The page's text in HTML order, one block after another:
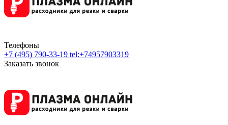
Телефоны
+7 (495) 790-33-19 tel:+74957903319
Заказать звонок